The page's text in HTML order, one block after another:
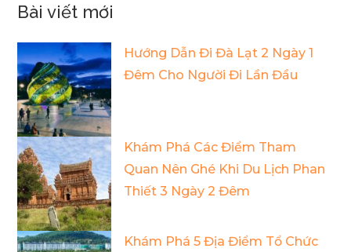
Bài viết mới
Hướng Dẫn Đi Đà Lạt 2 Ngày 1
Đêm Cho Người Đi Lần Đầu
Khám Phá Các Điểm Tham
Quan Nên Ghé Khi Du Lịch Phan
Thiết 3 Ngày 2 Đêm
Khám Phá 5 Địa Điểm Tổ Chức